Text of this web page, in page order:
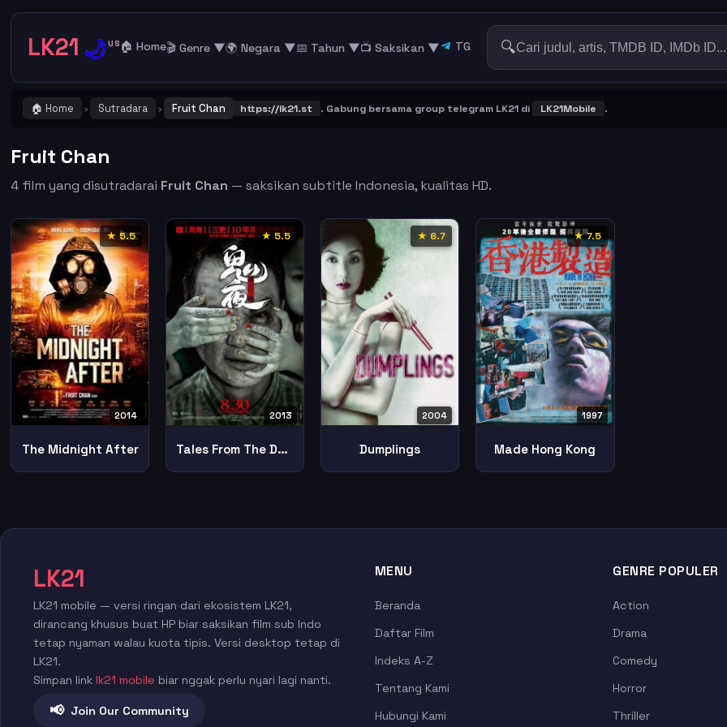
LK21 🌙US 🏠 Home🎬 Genre ▼🌍 Negara ▼📅 Tahun ▼📺 Saksikan ▼ TG 🔍
🏠 Home › Sutradara › Fruit Chan
! Catat dan Bookmark alamat URL LK21 https://lk21.st . Gabung bersama group telegram LK21 di LK21Mobile .
Fruit Chan
4 film yang disutradarai Fruit Chan — saksikan subtitle Indonesia, kualitas HD.
★ 5.5
2014
The Midnight After
★ 5.5
2013
Tales From The Dark 1
★ 6.7
2004
Dumplings
★ 7.5
1997
Made Hong Kong
LK21
LK21 mobile — versi ringan dari ekosistem LK21,
dirancang khusus buat HP biar saksikan film sub Indo
tetap nyaman walau kuota tipis. Versi desktop tetap di
LK21.
Simpan link lk21 mobile biar nggak perlu nyari lagi nanti.
📢 Join Our Community
MENU
Beranda
Daftar Film
Indeks A-Z
Tentang Kami
Hubungi Kami
GENRE POPULER
Action
Drama
Comedy
Horror
Thriller